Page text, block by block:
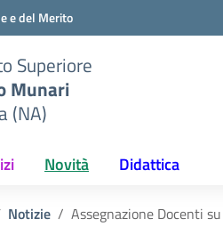
e del Merito
Superiore
Munari
(NA)
Novità Didattica
Notizie Assegnazione Docenti